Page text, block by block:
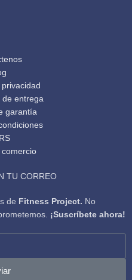
de entrega
garantía
TU CORREO
de Fitness Project. No
¡Suscríbete ahora!